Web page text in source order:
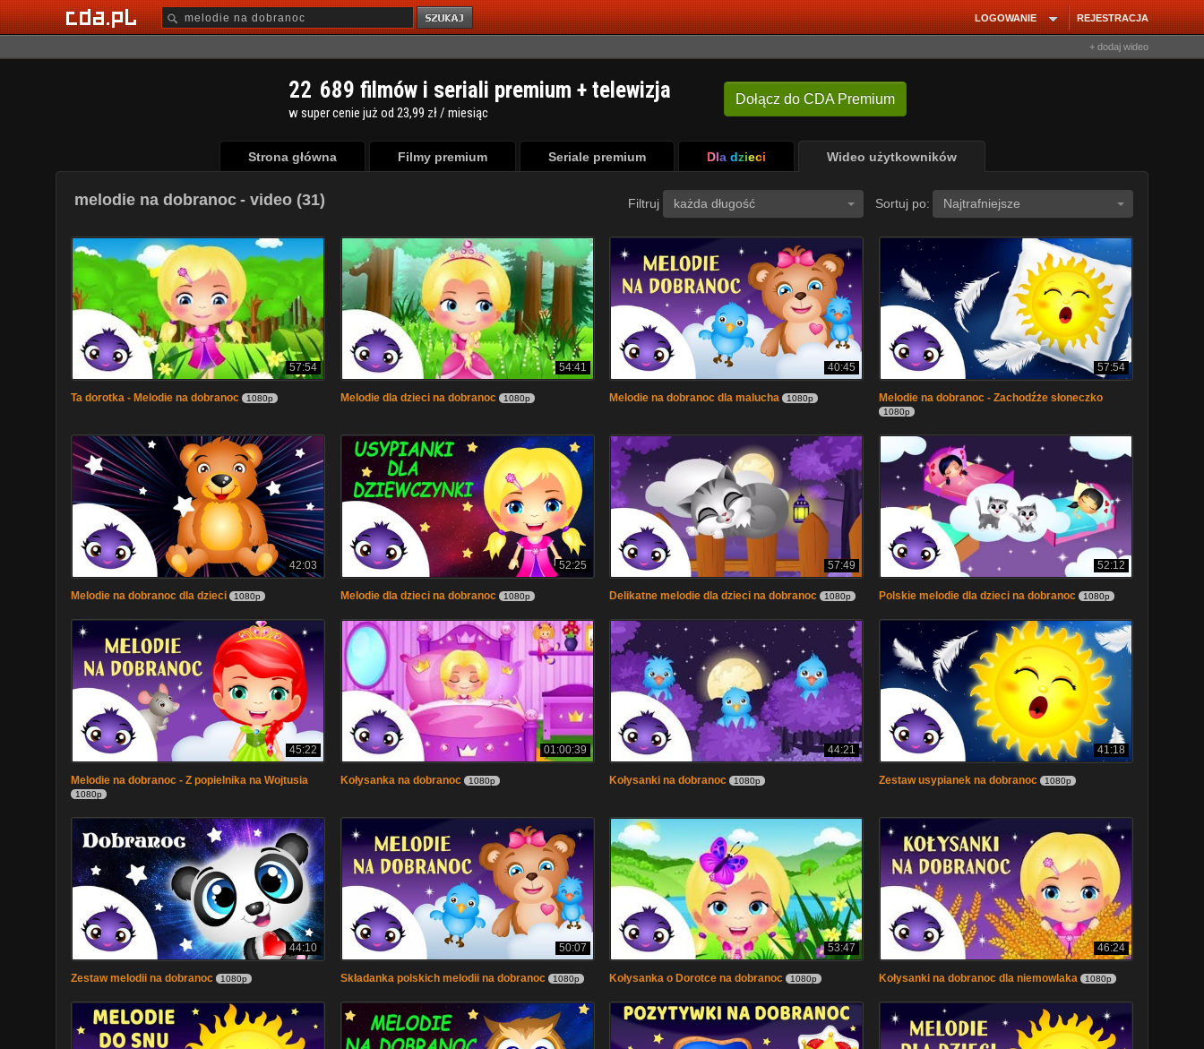
REJESTRACJA
LOGOWANIE
+ dodaj wideo
Dołącz do CDA Premium
22 689 filmów i seriali premium + telewizja
w super cenie już od 23,99 zł / miesiąc
Strona główna Filmy premium Seriale premium Dla dzieci Wideo użytkowników
melodie na dobranoc - video (31) Filtruj każda długość Sortuj po: Najtrafniejsze
57:54
Ta dorotka - Melodie na dobranoc 1080p
54:41
Melodie dla dzieci na dobranoc 1080p
40:45
Melodie na dobranoc dla malucha 1080p
57:54
Melodie na dobranoc - Zachodźże słoneczko
1080p
42:03
Melodie na dobranoc dla dzieci 1080p
52:25
Melodie dla dzieci na dobranoc 1080p
57:49
Delikatne melodie dla dzieci na dobranoc 1080p
52:12
Polskie melodie dla dzieci na dobranoc 1080p
45:22
Melodie na dobranoc - Z popielnika na Wojtusia
1080p
01:00:39
Kołysanka na dobranoc 1080p
44:21
Kołysanki na dobranoc 1080p
41:18
Zestaw usypianek na dobranoc 1080p
44:10
Zestaw melodii na dobranoc 1080p
50:07
Składanka polskich melodii na dobranoc 1080p
53:47
Kołysanka o Dorotce na dobranoc 1080p
46:24
Kołysanki na dobranoc dla niemowlaka 1080p